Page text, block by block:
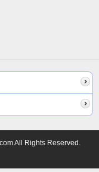
All Rights Reserved.